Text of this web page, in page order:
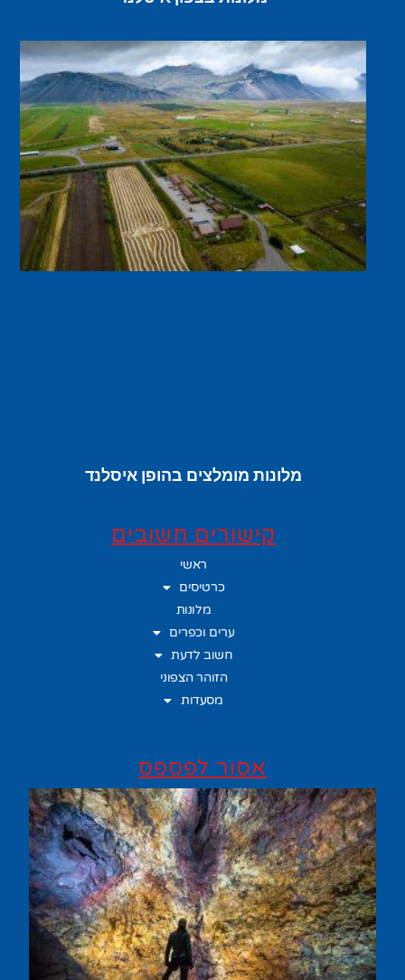
מלונות מומלצים בהופן איסלנד
קישורים חשובים
ראשי
כרטיסים
מלונות
ערים וכפרים
חשוב לדעת
הזוהר הצפוני
מסעדות
אסור לפספס